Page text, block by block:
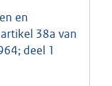
en
38a van
deel 1